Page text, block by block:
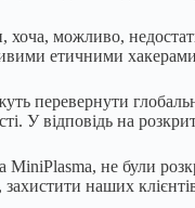
можливо,
етичними
перевернути
У відповідь на
MiniPlasma, не були
наших